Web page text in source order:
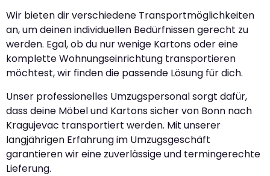
Wir bieten dir verschiedene Transportmöglichkeiten
an, um deinen individuellen Bedürfnissen gerecht zu
werden. Egal, ob du nur wenige Kartons oder eine
komplette Wohnungseinrichtung transportieren
möchtest, wir finden die passende Lösung für dich.
Unser professionelles Umzugspersonal sorgt dafür,
dass deine Möbel und Kartons sicher von Bonn nach
Kragujevac transportiert werden. Mit unserer
langjährigen Erfahrung im Umzugsgeschäft
garantieren wir eine zuverlässige und termingerechte
Lieferung.